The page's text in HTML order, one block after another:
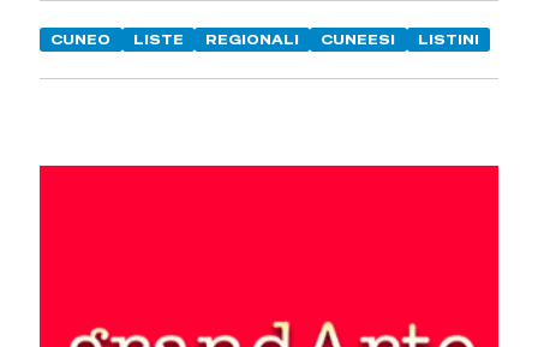
CUNEO LISTE REGIONALI CUNEESI LISTINI